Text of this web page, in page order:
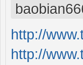
http://
http://